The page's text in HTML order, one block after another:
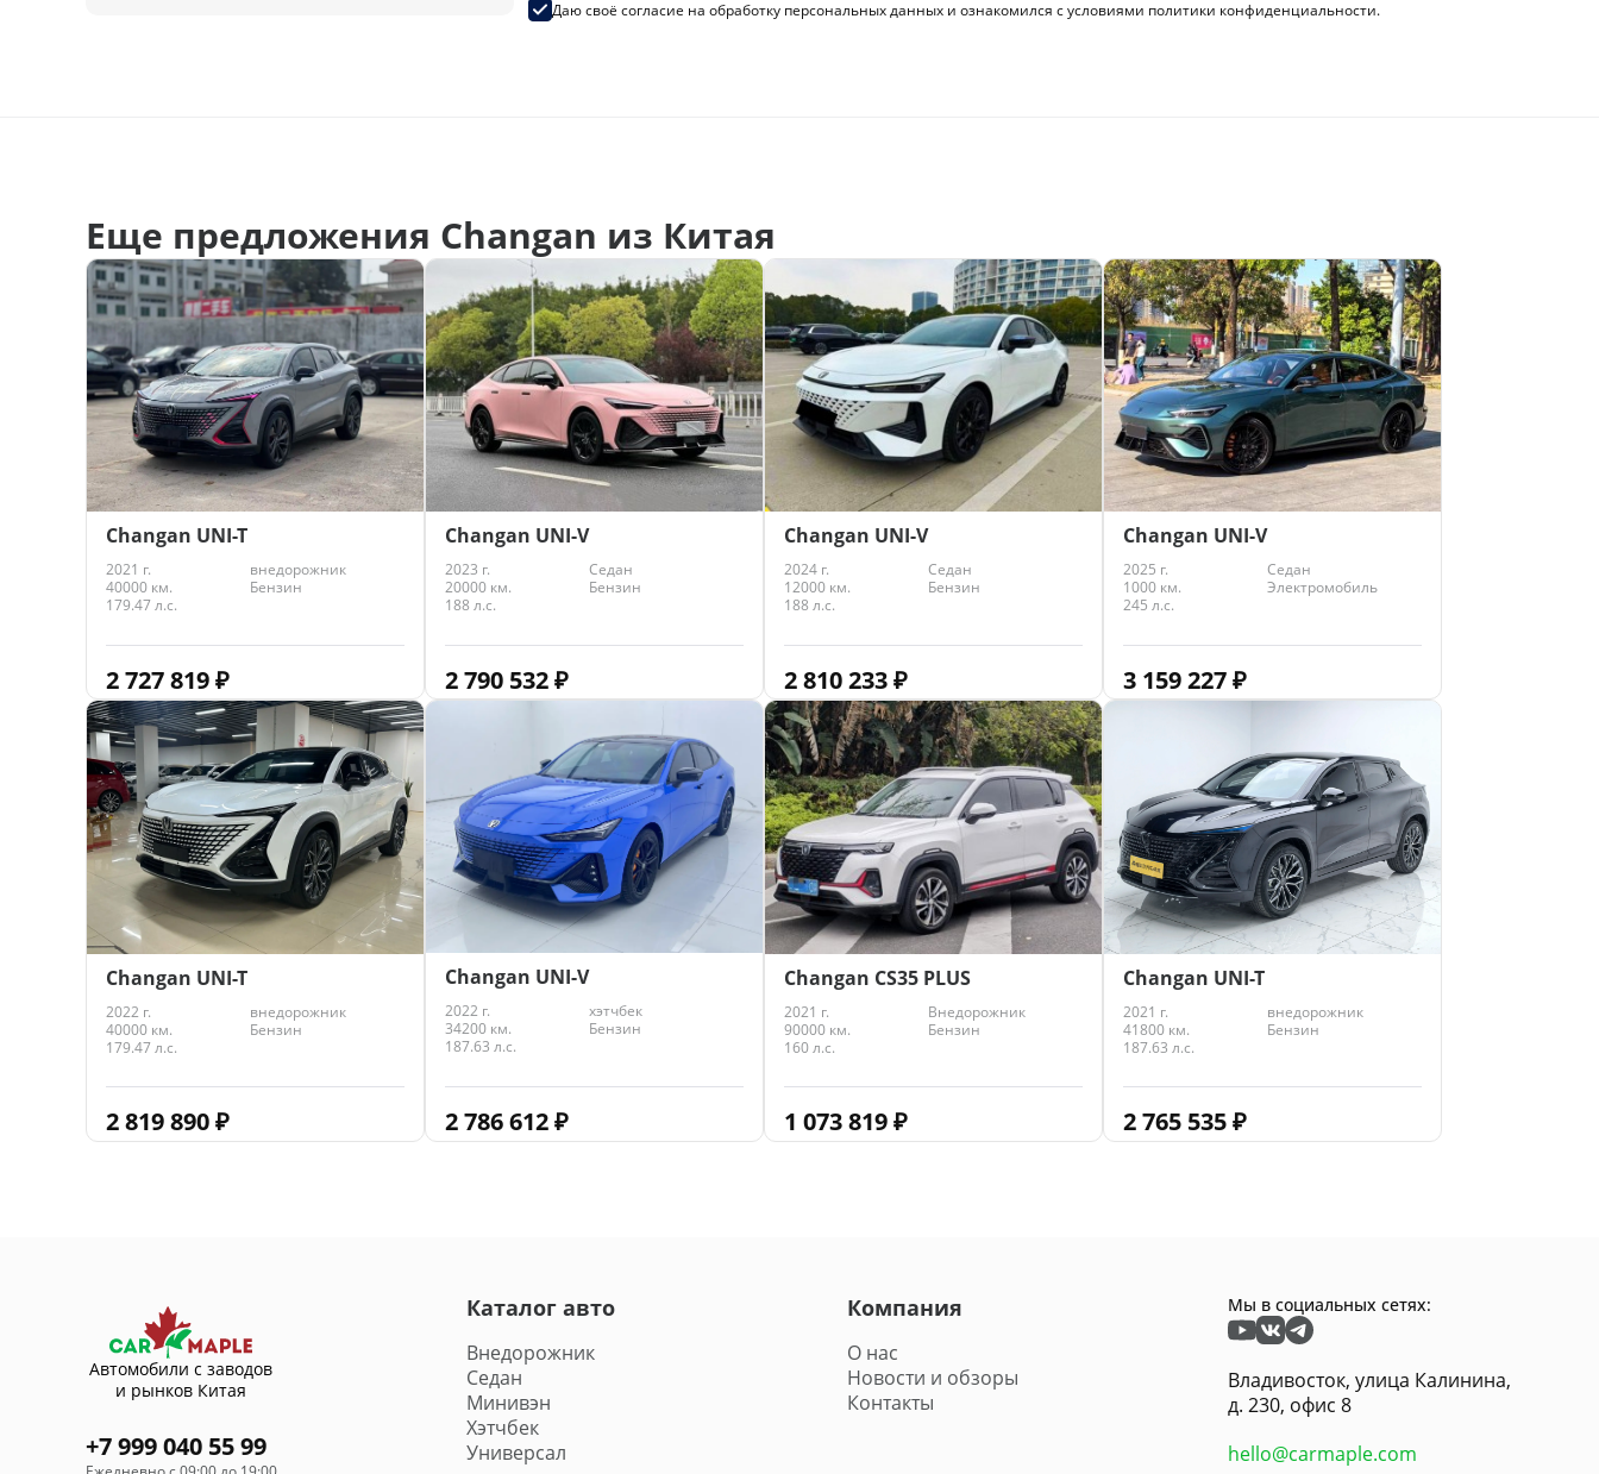
Даю своё согласие на обработку персональных данных и ознакомился с условиями политики конфиденциальности.
Еще предложения Changan из Китая
Changan UNI-T
2021 г.
внедорожник
40000 км.
Бензин
179.47 л.с.
2 727 819₽
Changan UNI-V
2023 г.
Седан
20000 км.
Бензин
188 л.с.
2 790 532₽
Changan UNI-V
2024 г.
Седан
12000 км.
Бензин
188 л.с.
2 810 233₽
Changan UNI-V
2025 г.
Седан
1000 км.
Электромобиль
245 л.с.
3 159 227₽
Changan UNI-T
2022 г.
внедорожник
40000 км.
Бензин
179.47 л.с.
2 819 890₽
Changan UNI-V
2022 г.
хэтчбек
34200 км.
Бензин
187.63 л.с.
2 786 612₽
Changan CS35 PLUS
2021 г.
Внедорожник
90000 км.
Бензин
160 л.с.
1 073 819₽
Changan UNI-T
2021 г.
внедорожник
41800 км.
Бензин
187.63 л.с.
2 765 535₽
Автомобили с заводов
и рынков Китая
+7 999 040 55 99
Каталог авто
Внедорожник
Седан
Минивэн
Хэтчбек
Универсал
Компания
О нас
Новости и обзоры
Контакты
Мы в социальных сетях:
Владивосток, улица Калинина,
д. 230, офис 8
hello@carmaple.com